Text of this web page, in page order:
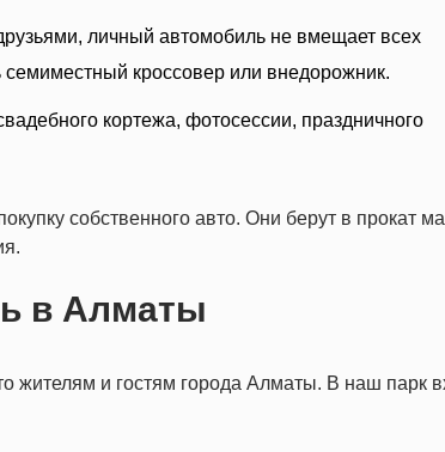
личный автомобиль не вмещает всех
кроссовер или внедорожник.
кортежа, фотосессии, праздничного
собственного авто. Они берут в прокат
в Алматы
жителям и гостям города Алматы. В наш парк